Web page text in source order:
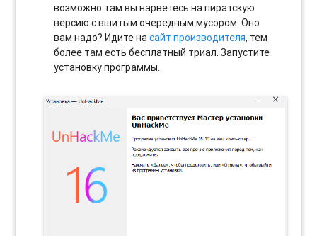
возможно там вы нарветесь на пиратскую
версию с вшитым очередным мусором. Оно
вам надо? Идите насайт производителя, тем
более там есть бесплатный триал. Запустите
установку программы.